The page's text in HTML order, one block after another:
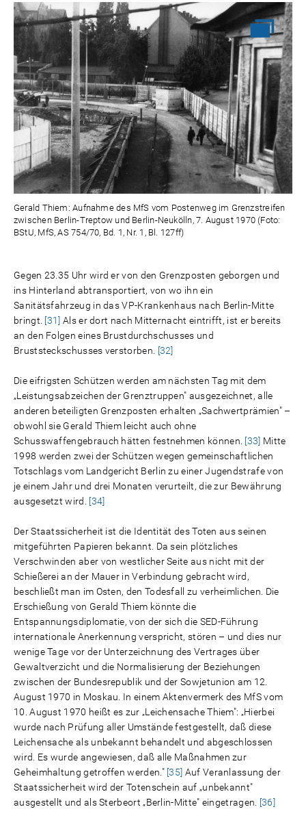
Gerald Thiem: Aufnahme des MfS vom Postenweg im Grenzstreifen
zwischen Berlin-Treptow und Berlin-Neukölln, 7. August 1970 (Foto:
BStU, MfS, AS 754/70, Bd. 1, Nr. 1, Bl. 127ff)
Gegen 23.35 Uhr wird er von den Grenzposten geborgen und
ins Hinterland abtransportiert, von wo ihn ein
Sanitätsfahrzeug in das VP-Krankenhaus nach Berlin-Mitte
bringt. [31] Als er dort nach Mitternacht eintrifft, ist er bereits
an den Folgen eines Brustdurchschusses und
Bruststeckschusses verstorben. [32]
Die eifrigsten Schützen werden am nächsten Tag mit dem
„Leistungsabzeichen der Grenztruppen" ausgezeichnet, alle
anderen beteiligten Grenzposten erhalten „Sachwertprämien" –
obwohl sie Gerald Thiem leicht auch ohne
Schusswaffengebrauch hätten festnehmen können. [33] Mitte
1998 werden zwei der Schützen wegen gemeinschaftlichen
Totschlags vom Landgericht Berlin zu einer Jugendstrafe von
je einem Jahr und drei Monaten verurteilt, die zur Bewährung
ausgesetzt wird. [34]
Der Staatssicherheit ist die Identität des Toten aus seinen
mitgeführten Papieren bekannt. Da sein plötzliches
Verschwinden aber von westlicher Seite aus nicht mit der
Schießerei an der Mauer in Verbindung gebracht wird,
beschließt man im Osten, den Todesfall zu verheimlichen. Die
Erschießung von Gerald Thiem könnte die
Entspannungsdiplomatie, von der sich die SED-Führung
internationale Anerkennung verspricht, stören – und dies nur
wenige Tage vor der Unterzeichnung des Vertrages über
Gewaltverzicht und die Normalisierung der Beziehungen
zwischen der Bundesrepublik und der Sowjetunion am 12.
August 1970 in Moskau. In einem Aktenvermerk des MfS vom
10. August 1970 heißt es zur „Leichensache Thiem": „Hierbei
wurde nach Prüfung aller Umstände festgestellt, daß diese
Leichensache als unbekannt behandelt und abgeschlossen
wird. Es wurde angewiesen, daß alle Maßnahmen zur
Geheimhaltung getroffen werden." [35] Auf Veranlassung der
Staatssicherheit wird der Totenschein auf „unbekannt"
ausgestellt und als Sterbeort „Berlin-Mitte" eingetragen. [36]